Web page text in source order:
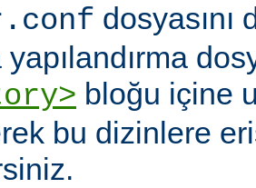
dosyasını
bloğu içine
bu dizinlere